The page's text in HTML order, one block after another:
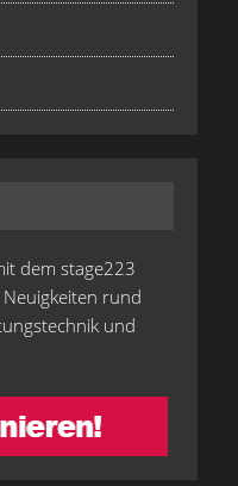
dem stage223
rund
und